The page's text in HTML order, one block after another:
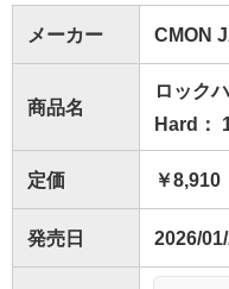
メーカー CMON
商品名
ロック
Hard：
定価 ￥8,910
発売日 2026/